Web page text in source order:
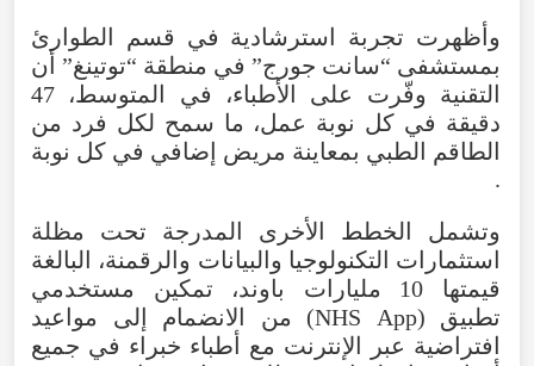
وأظهرت تجربة استرشادية في قسم
الطوارئ
بمستشفى “سانت جورج” في منطقة “توتينغ” أن
التقنية
وفّرت على الأطباء، في المتوسط، 47
دقيقة في كل نوبة عمل، ما سمح لكل فرد من
الطاقم
الطبي بمعاينة مريض إضافي في كل نوبة
.
وتشمل
الخطط الأخرى المدرجة تحت
مظلة
استثمارات التكنولوجيا والبيانات والرقمنة،
البالغة
قيمتها
مليارات باوند، تمكين
مستخدمي
تطبيق (
NHS App
) من الانضمام إلى
مواعيد
افتراضية عبر الإنترنت مع أطباء خبراء في جميع